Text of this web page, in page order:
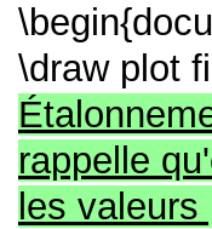
\draw plot
rappelle
les